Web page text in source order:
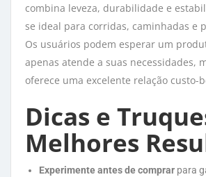
combina leveza, durabilidade e
se ideal para corridas, caminhadas e
Os usuários podem esperar um
apenas atende a suas necessidades,
oferece uma excelente relação custo-
Dicas e
Melhores
Experimente antes de comprar para